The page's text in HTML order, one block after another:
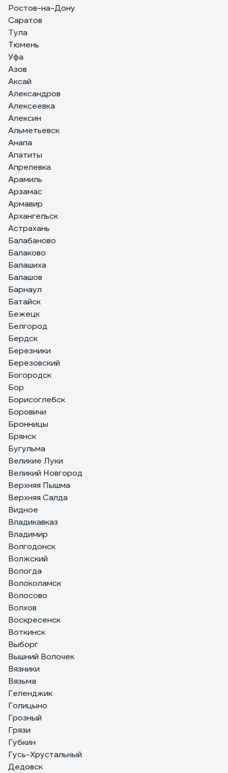
Ростов-на-Дону
Саратов
Тула
Тюмень
Уфа
Азов
Аксай
Александров
Алексеевка
Алексин
Альметьевск
Анапа
Апатиты
Апрелевка
Арамиль
Арзамас
Армавир
Архангельск
Астрахань
Балабаново
Балаково
Балашиха
Балашов
Барнаул
Батайск
Бежецк
Белгород
Бердск
Березники
Березовский
Богородск
Бор
Борисоглебск
Боровичи
Бронницы
Брянск
Бугульма
Великие Луки
Великий Новгород
Верхняя Пышма
Верхняя Салда
Видное
Владикавказ
Владимир
Волгодонск
Волжский
Вологда
Волоколамск
Волосово
Волхов
Воскресенск
Воткинск
Выборг
Вышний Волочек
Вязники
Вязьма
Геленджик
Голицыно
Грозный
Грязи
Губкин
Гусь-Хрустальный
Дедовск